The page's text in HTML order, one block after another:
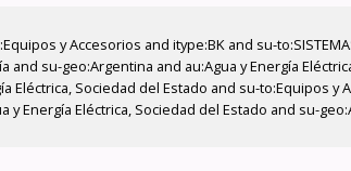
y Accesorios and itype:BK and su-
su-geo:Argentina and au:Agua y Energía
Eléctrica, Sociedad del Estado and su-to:Equipos
Energía Eléctrica, Sociedad del Estado and su-